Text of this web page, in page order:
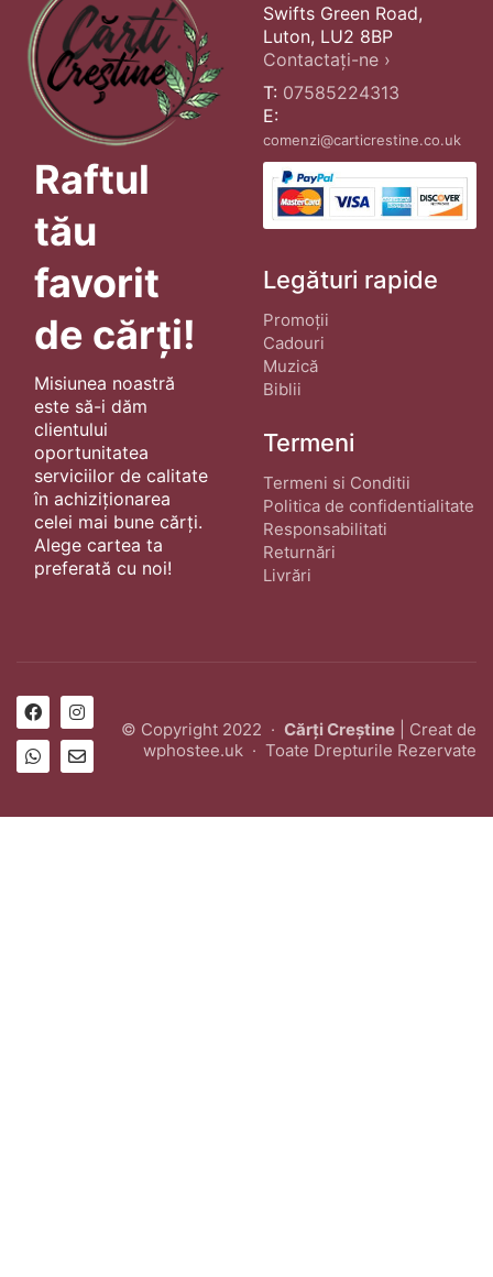
Raftul
tău
favorit
de cărți!
Misiunea noastră
este să-i dăm
clientului
oportunitatea
serviciilor de calitate
în achiziționarea
celei mai bune cărți.
Alege cartea ta
preferată cu noi!
Swifts Green Road,
Luton, LU2 8BP
Contactați-ne ›
T: 07585224313
E:
comenzi@carticrestine.co.uk
Legături rapide
Promoții
Cadouri
Muzică
Biblii
Termeni
Termeni si Conditii
Politica de confidentialitate
Responsabilitati
Returnări
Livrări
© Copyright 2022 · Cărți Creștine | Creat de
wphostee.uk · Toate Drepturile Rezervate